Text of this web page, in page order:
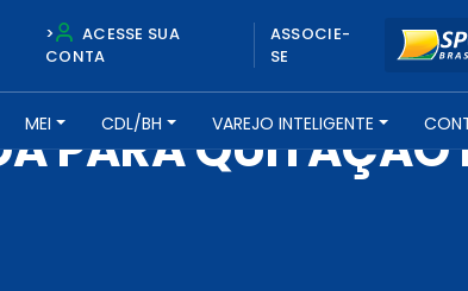
>
ACESSE SUA
CONTA
ASSOCIE-
SE
MEI CDL/BH VAREJO INTELIGENTE
2016
PARA QUITAÇÃO